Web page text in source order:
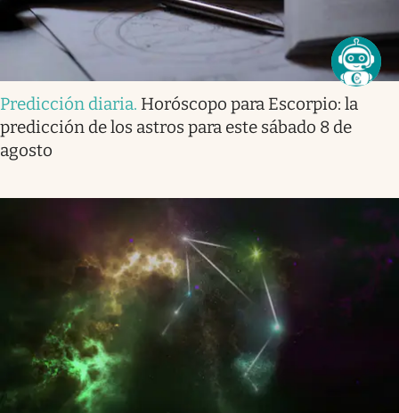
Predicción diaria. Horóscopo para Escorpio: la
predicción de los astros para este sábado 8 de
agosto